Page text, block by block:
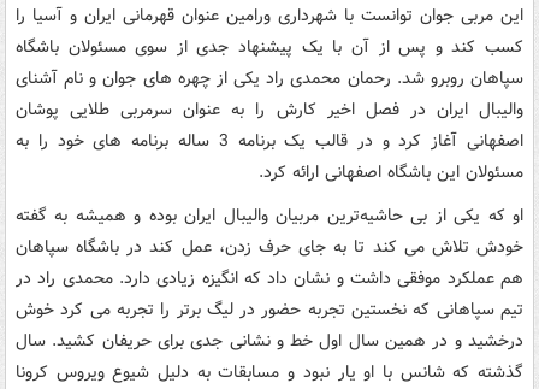
این مربی جوان توانست با شهرداری ورامین عنوان قهرمانی ایران و آسیا را
کسب کند و پس از آن با یک پیشنهاد جدی از سوی مسئولان باشگاه
سپاهان روبرو شد. رحمان محمدی ‌راد یکی از چهره‌ های جوان و نام آشنای
والیبال ایران در فصل اخیر کارش را به عنوان سرمربی طلایی پوشان
اصفهانی آغاز کرد و در قالب یک برنامه 3 ساله برنامه‌ های خود را به
مسئولان این باشگاه اصفهانی ارائه کرد.
او که یکی از بی حاشیه‌ترین مربیان والیبال ایران بوده و همیشه به گفته
خودش تلاش می کند تا به جای حرف زدن، عمل کند در باشگاه سپاهان
هم عملکرد موفقی داشت و نشان داد که انگیزه زیادی دارد. محمدی راد در
تیم سپاهانی که نخستین تجربه حضور در لیگ برتر را تجربه می کرد خوش
درخشید و در همین سال اول خط و نشانی جدی برای حریفان کشید. سال
گذشته که شانس با او یار نبود و مسابقات به دلیل شیوع ویروس کرونا